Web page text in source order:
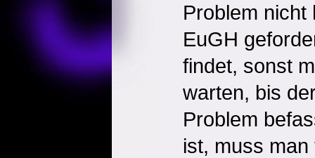
Problem nicht
EuGH
findet, sonst
warten, bis
Problem
ist, muss